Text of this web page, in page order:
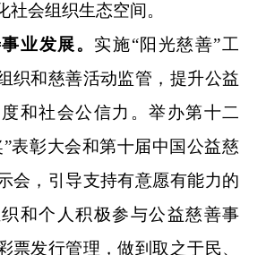
社会组织生态空间。
业发展。 实施“阳光慈善”工
织和慈善活动监管，提升公益
和社会公信力。举办第十二
”表彰大会和第十届中国公益慈
会，引导支持有意愿有能力的
和个人积极参与公益慈善事
票发行管理，做到取之于民、